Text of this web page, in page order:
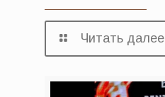
Читать далее